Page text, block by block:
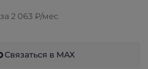
за 2 063 ₽/мес
Связаться в МАХ